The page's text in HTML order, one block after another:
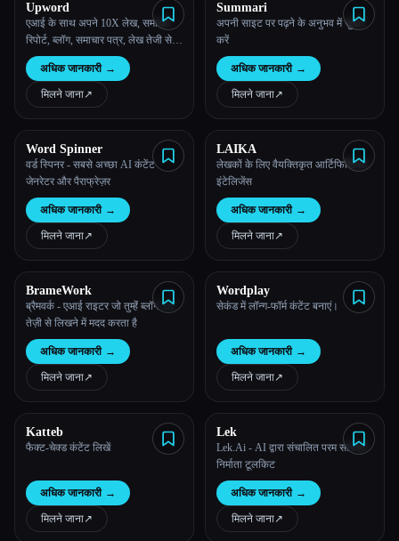
Upword
एआई के साथ अपने 10X लेख, समाचार
रिपोर्ट, ब्लॉग, समाचार पत्र, लेख तेजी से
पढ़ें
अधिक जानकारी →
मिलने जाना↗︎
Summari
अपनी साइट पर पढ़ने के अनुभव में सुधार
करें
अधिक जानकारी →
मिलने जाना↗︎
Word Spinner
वर्ड स्पिनर - सबसे अच्छा AI कंटेंट
जेनरेटर और पैराफ्रेज़र
अधिक जानकारी →
मिलने जाना↗︎
LAIKA
लेखकों के लिए वैयक्तिकृत आर्टिफिशियल
इंटेलिजेंस
अधिक जानकारी →
मिलने जाना↗︎
BrameWork
ब्रैमवर्क - एआई राइटर जो तुम्हेंं ब्लॉग 5X
तेज़ी से लिखने में मदद करता है
अधिक जानकारी →
मिलने जाना↗︎
Wordplay
सेकंड में लॉन्ग-फॉर्म कंटेंट बनाएं।
अधिक जानकारी →
मिलने जाना↗︎
Katteb
फैक्ट-चेक्ड कंटेंट लिखें
अधिक जानकारी →
मिलने जाना↗︎
Lek
Lek.Ai - AI द्वारा संचालित परम सामग्री
निर्माता टूलकिट
अधिक जानकारी →
मिलने जाना↗︎